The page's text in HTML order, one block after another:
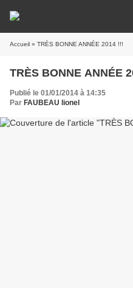
Accueil » TRÈS BONNE ANNÉE 2014 !!!
TRÈS BONNE ANNÉE
Publié le 01/01/2014 à 14:35
Par FAUBEAU lionel